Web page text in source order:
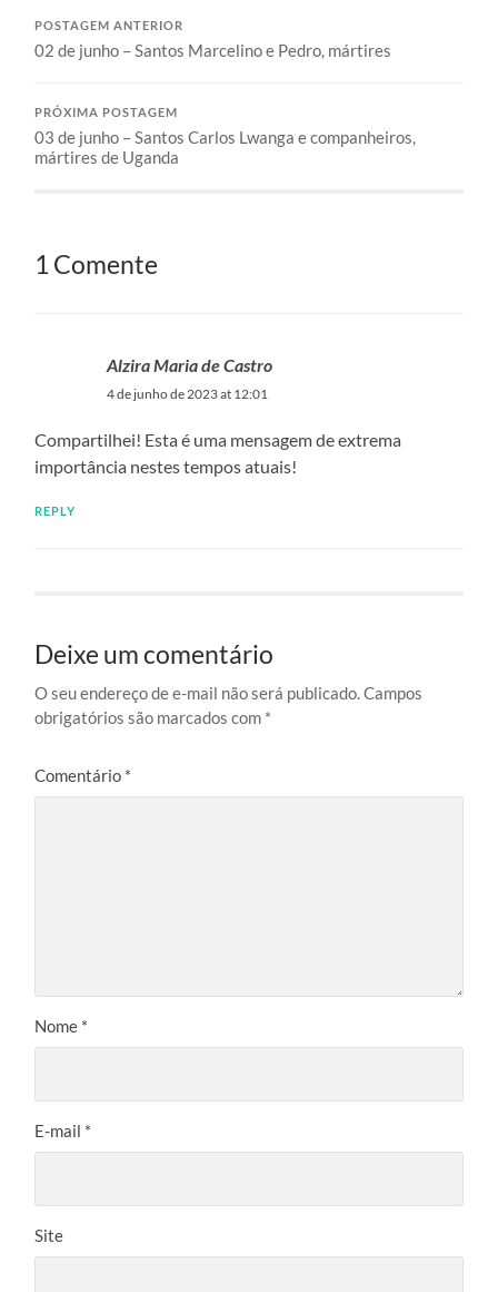
POSTAGEM ANTERIOR
02 de junho – Santos Marcelino e Pedro, mártires
PRÓXIMA POSTAGEM
03 de junho – Santos Carlos Lwanga e companheiros,
mártires de Uganda
1 Comente
Alzira Maria de Castro
4 de junho de 2023 at 12:01
Compartilhei! Esta é uma mensagem de extrema
importância nestes tempos atuais!
REPLY
Deixe um comentário
O seu endereço de e-mail não será publicado.Campos
obrigatórios são marcados com *
Comentário *
Nome *
E-mail *
Site